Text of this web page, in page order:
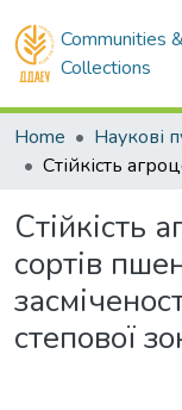
Communities &
Collections
Home Наукові
Стійкість
сортів
степової